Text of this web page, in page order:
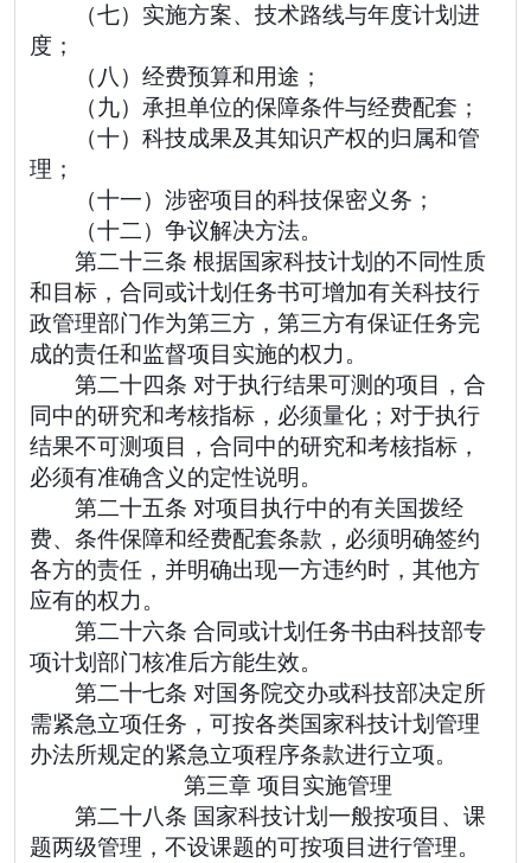
（七）实施方案、技术路线与年度计划进
度；
（八）经费预算和用途；
（九）承担单位的保障条件与经费配套；
（十）科技成果及其知识产权的归属和管
理；
（十一）涉密项目的科技保密义务；
（十二）争议解决方法。
第二十三条 根据国家科技计划的不同性质
和目标，合同或计划任务书可增加有关科技行
政管理部门作为第三方，第三方有保证任务完
成的责任和监督项目实施的权力。
第二十四条 对于执行结果可测的项目，合
同中的研究和考核指标，必须量化；对于执行
结果不可测项目，合同中的研究和考核指标，
必须有准确含义的定性说明。
第二十五条 对项目执行中的有关国拨经
费、条件保障和经费配套条款，必须明确签约
各方的责任，并明确出现一方违约时，其他方
应有的权力。
第二十六条 合同或计划任务书由科技部专
项计划部门核准后方能生效。
第二十七条 对国务院交办或科技部决定所
需紧急立项任务，可按各类国家科技计划管理
办法所规定的紧急立项程序条款进行立项。
第三章 项目实施管理
第二十八条 国家科技计划一般按项目、课
题两级管理，不设课题的可按项目进行管理。